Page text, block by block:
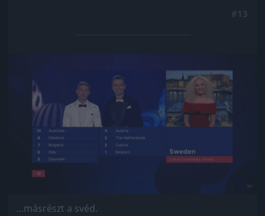
Jön még kép!
...másrészt a svéd.